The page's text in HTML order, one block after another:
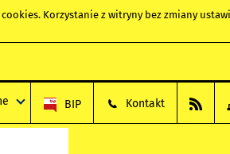
. Korzystanie z witryny bez zmiany
BIP Kontakt